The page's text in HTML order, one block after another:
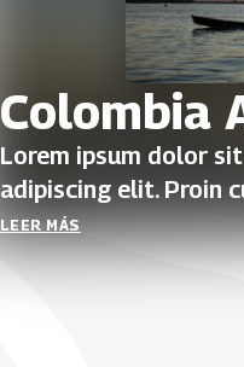
Colombia
Lorem ipsum dolor
adipiscing elit. Proin
Aenean ac porta
sit amet augue
LEER MÁS